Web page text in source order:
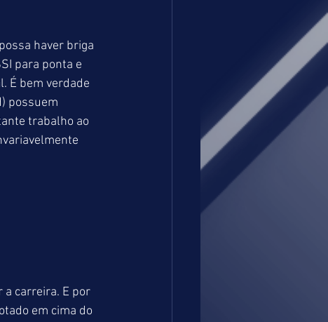
haver briga
para ponta e
É bem verdade
possuem
trabalho ao
a carreira. E por
em cima do